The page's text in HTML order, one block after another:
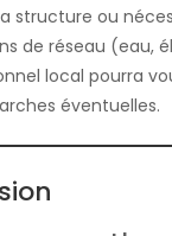
structure ou
de réseau (eau,
local pourra
éventuelles.